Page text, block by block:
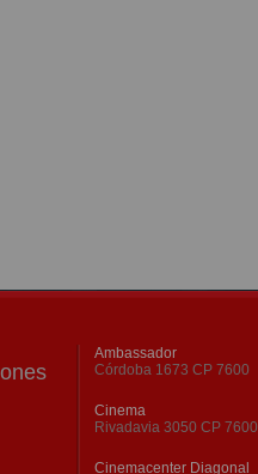
Ambassador
Córdoba 1673 CP 7600
Cinema
Rivadavia 3050 CP 7600
Cinemacenter Diagonal